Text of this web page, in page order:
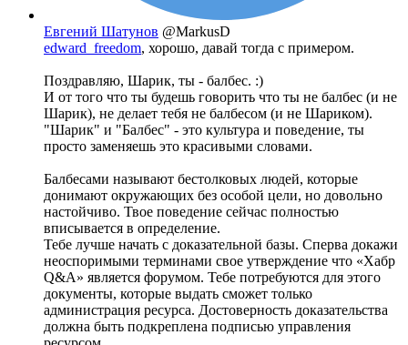
Евгений Шатунов @MarkusD
edward_freedom, хорошо, давай тогда с примером.
Поздравляю, Шарик, ты - балбес. :)
И от того что ты будешь говорить что ты не балбес (и не
Шарик), не делает тебя не балбесом (и не Шариком).
"Шарик" и "Балбес" - это культура и поведение, ты
просто заменяешь это красивыми словами.
Балбесами называют бестолковых людей, которые
донимают окружающих без особой цели, но довольно
настойчиво. Твое поведение сейчас полностью
вписывается в определение.
Тебе лучше начать с доказательной базы. Сперва докажи
неоспоримыми терминами свое утверждение что «Хабр
Q&A» является форумом. Тебе потребуются для этого
документы, которые выдать сможет только
администрация ресурса. Достоверность доказательства
должна быть подкреплена подписью управления